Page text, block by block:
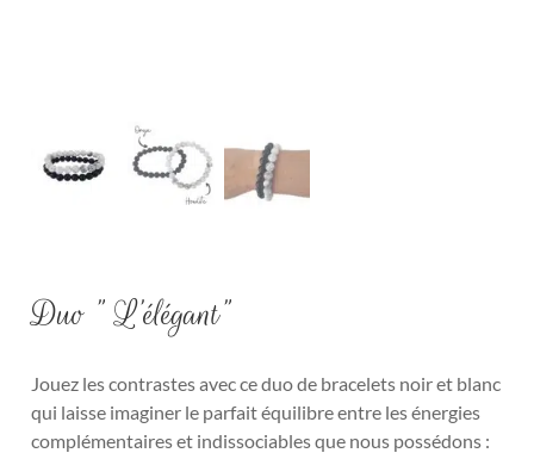
Duo ” L’élégant”
Jouez les contrastes avec ce duo de bracelets noir et blanc
qui laisse imaginer le parfait équilibre entre les énergies
complémentaires et indissociables que nous possédons :